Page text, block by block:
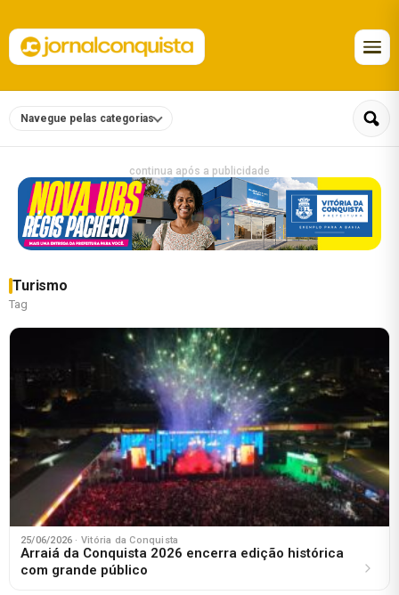
Navegue pelas categorias
continua após a publicidade
Turismo
Tag
25/06/2026 · Vitória da Conquista
Arraiá da Conquista 2026 encerra edição histórica
com grande público